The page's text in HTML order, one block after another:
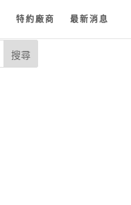
特約廠商 最新消息